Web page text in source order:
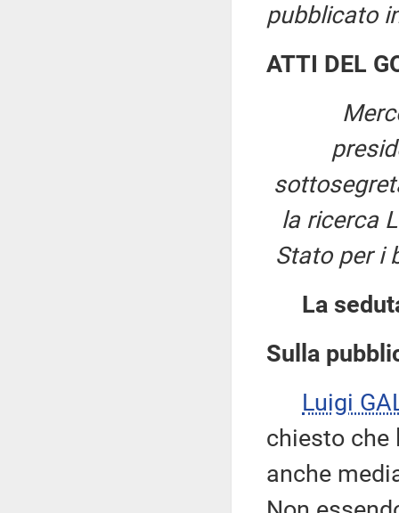
pubblicato
ATTI DEL
la ricerca
Stato per i
La
Sulla
Luigi
chiesto che
anche